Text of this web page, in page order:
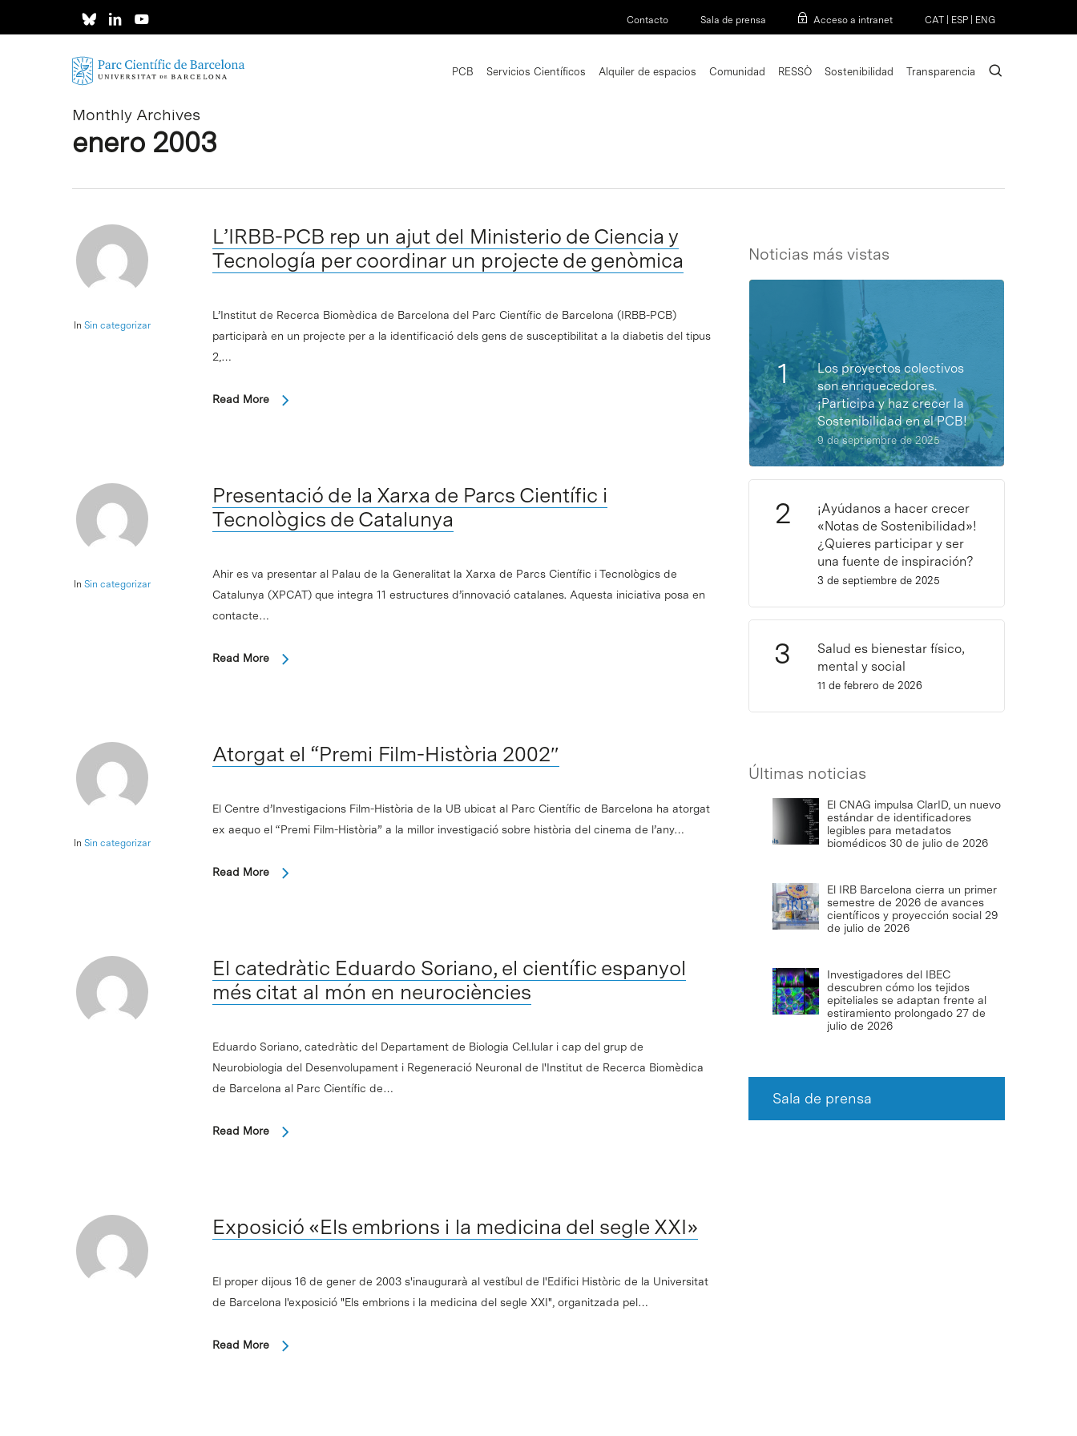
Contacto Sala de prensa Acceso a intranet CAT ESP ENG
PCB Servicios Científicos Alquiler de espacios Comunidad RESSÒ Sostenibilidad Transparencia search
Monthly Archives
enero 2003
In Sin categorizar
L’IRBB-PCB rep un ajut del Ministerio de Ciencia y
Tecnología per coordinar un projecte de genòmica
L’Institut de Recerca Biomèdica de Barcelona del Parc Científic de Barcelona (IRBB-PCB)
participarà en un projecte per a la identificació dels gens de susceptibilitat a la diabetis del tipus
2,…
Read More
In Sin categorizar
Presentació de la Xarxa de Parcs Científic i
Tecnològics de Catalunya
Ahir es va presentar al Palau de la Generalitat la Xarxa de Parcs Científic i Tecnològics de
Catalunya (XPCAT) que integra 11 estructures d’innovació catalanes. Aquesta iniciativa posa en
contacte…
Read More
In Sin categorizar
Atorgat el “Premi Film-Història 2002″
El Centre d’Investigacions Film-Història de la UB ubicat al Parc Científic de Barcelona ha atorgat
ex aequo el “Premi Film-Història” a la millor investigació sobre història del cinema de l’any…
Read More
El catedràtic Eduardo Soriano, el científic espanyol
més citat al món en neurociències
Eduardo Soriano, catedràtic del Departament de Biologia Cel.lular i cap del grup de
Neurobiologia del Desenvolupament i Regeneració Neuronal de l'Institut de Recerca Biomèdica
de Barcelona al Parc Científic de…
Read More
Exposició «Els embrions i la medicina del segle XXI»
El proper dijous 16 de gener de 2003 s'inaugurarà al vestíbul de l'Edifici Històric de la Universitat
de Barcelona l'exposició "Els embrions i la medicina del segle XXI", organitzada pel…
Read More
Noticias más vistas
Los proyectos colectivos
son enriquecedores.
¡Participa y haz crecer la
Sostenibilidad en el PCB!
9 de septiembre de 2025
¡Ayúdanos a hacer crecer
«Notas de Sostenibilidad»!
¿Quieres participar y ser
una fuente de inspiración?
3 de septiembre de 2025
Salud es bienestar físico,
mental y social
11 de febrero de 2026
Últimas noticias
El CNAG impulsa ClarID, un nuevo
estándar de identificadores
legibles para metadatos
biomédicos 30 de julio de 2026
El IRB Barcelona cierra un primer
semestre de 2026 de avances
científicos y proyección social 29
de julio de 2026
Investigadores del IBEC
descubren cómo los tejidos
epiteliales se adaptan frente al
estiramiento prolongado 27 de
julio de 2026
Sala de prensa